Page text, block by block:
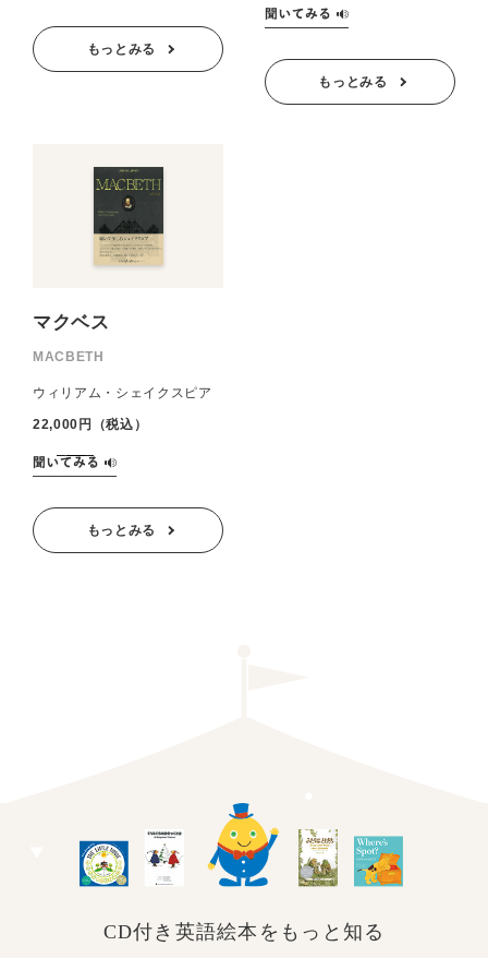
もっとみる
もっとみる
マクベス
MACBETH
ウィリアム・シェイクスピア
22,000円（税込）
もっとみる
CD付き英語絵本を もっと知る